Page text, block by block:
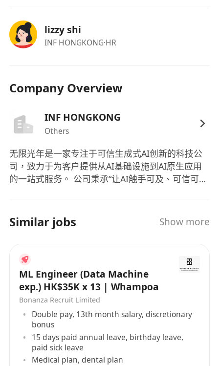
lizzy shi
INF HONGKONG·HR
Company Overview
INF HONGKONG
Others
无限光年是一家专注于可信生成式AI创新的科技公
司，致力于为客户提供从AI基础设施到AI原生应用
的一站式服务。 公司秉承“让AI触手可及、可信可
信AI全栈技术体系，横向打通“算力-模型-应用”平台
服务能力，纵向深耕金融与科学智能两大领域，打
来，将始终以可信AI为锚点，聚焦产业场景真实需
求，为全球客户提供「可信生成式AI综合服务」，
共同创造无限价值。
Similar jobs Show more
ML Engineer (Data Machine
exp.) HK$35K x 13 | Whampoa
Bonanza Recruit Limited
Double pay, 13th month salary, discretionary
bonus
15 days paid annual leave, birthday leave,
paid sick leave
Medical plan, dental plan